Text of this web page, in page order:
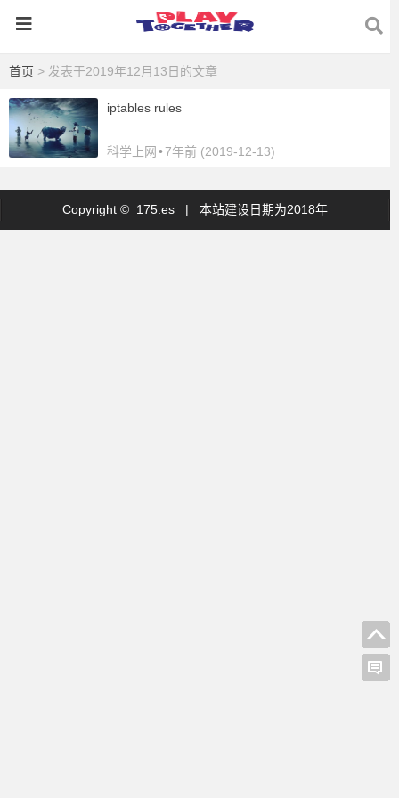
首页 > 发表于2019年12月13日的文章
iptables rules
科学上网 •7年前 (2019-12-13)
Copyright © 175.es | 本站建设日期为2018年